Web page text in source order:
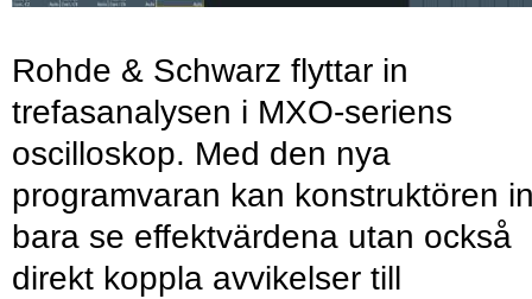
Rohde & Schwarz flyttar in
trefasanalysen i MXO-seriens
oscilloskop. Med den nya
programvaran kan konstruktören
bara se effektvärdena utan också
direkt koppla avvikelser till